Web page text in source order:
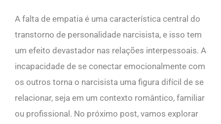
A falta de empatia é uma característica central do
transtorno de personalidade narcisista, e isso tem
um efeito devastador nas relações interpessoais. A
incapacidade de se conectar emocionalmente com
os outros torna o narcisista uma figura difícil de se
relacionar, seja em um contexto romântico, familiar
ou profissional. No próximo post, vamos explorar